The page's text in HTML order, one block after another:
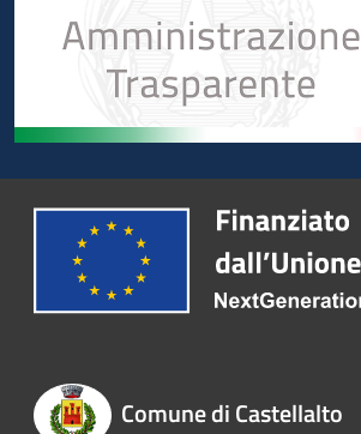
Comune di Castellalto